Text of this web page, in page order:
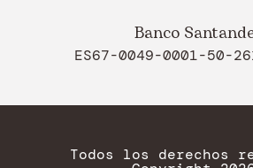
Banco
ES67-0049-0001-50-
Todos los derechos